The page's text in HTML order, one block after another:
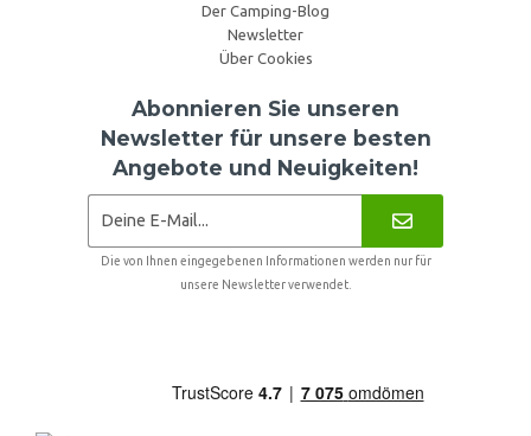
Der Camping-Blog
Newsletter
Über Cookies
Abonnieren Sie unseren
Newsletter für unsere besten
Angebote und Neuigkeiten!
Die von Ihnen eingegebenen Informationen werden nur für
unsere Newsletter verwendet.